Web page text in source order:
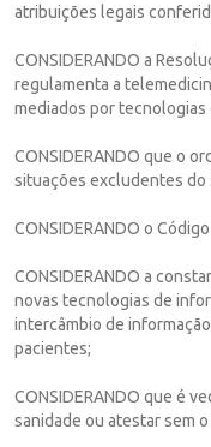
atribuições legais
CONSIDERANDO a
regulamenta a
mediados por tecnologias
CONSIDERANDO que o
situações excludentes
CONSIDERANDO o
CONSIDERANDO a
novas tecnologias de
intercâmbio de
pacientes;
CONSIDERANDO que é
sanidade ou atestar sem